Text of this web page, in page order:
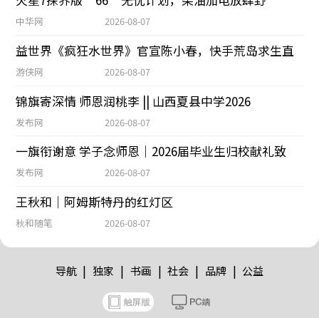
中华网 2026-08-07
益世界《疯狂水世界》官宣陈小春，快手荒岛求生直
游侠网 2026-08-07
锦旗寄深情 师恩润桃李 || 山西夏县中学2026
发布网 2026-08-07
一旗衔谢意 学子念师恩｜2026届毕业生归校献礼致
发布网 2026-08-07
王秋和｜阿姆斯特丹的红灯区
秋和随笔 2026-08-07
导航 | 独家 | 书画 | 社会 | 品牌 | 公益